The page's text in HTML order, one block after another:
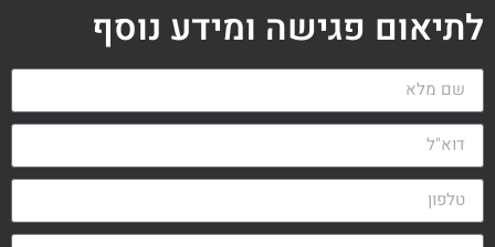
לתיאום פגישה ומידע נוסף